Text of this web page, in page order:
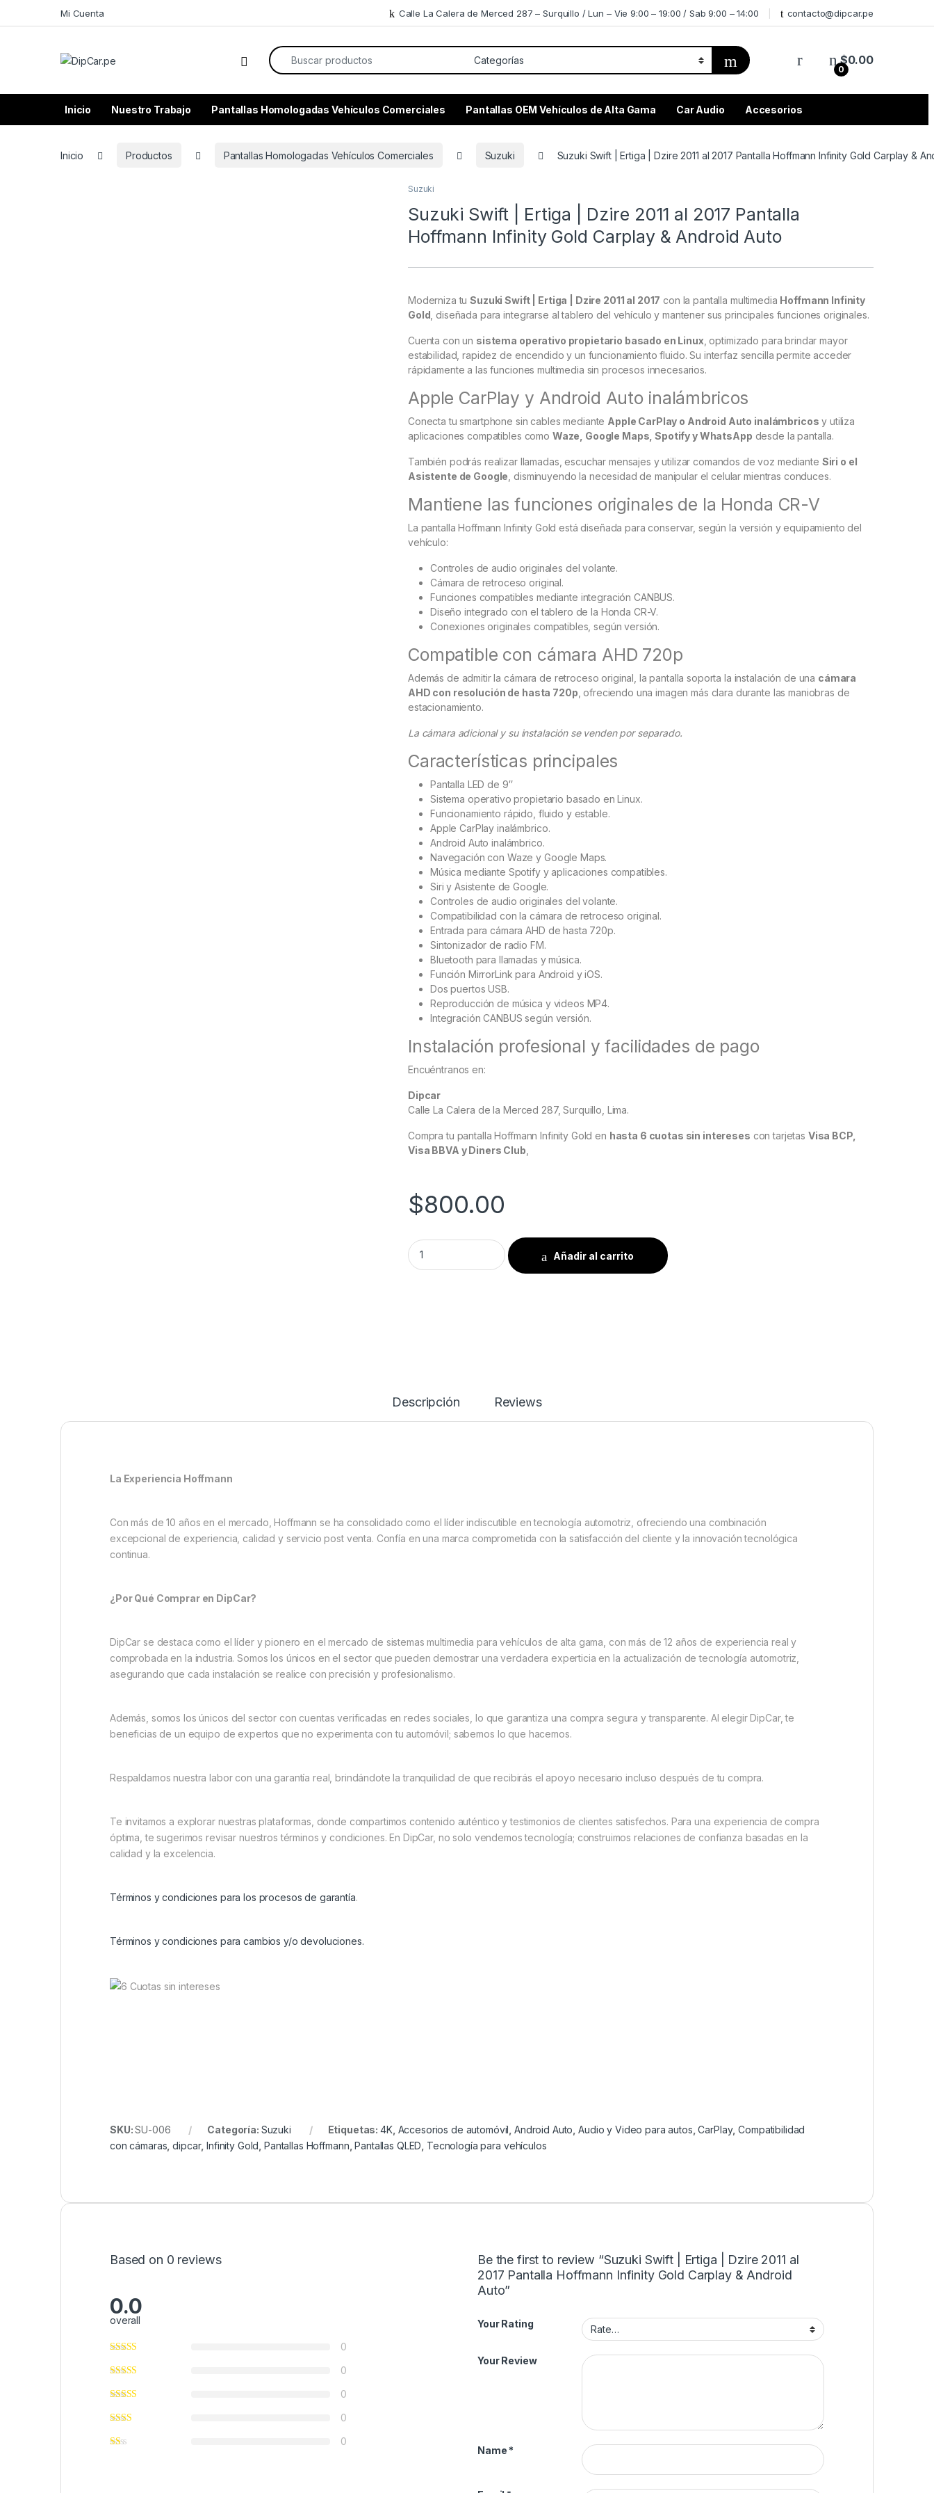
Mi Cuenta Calle La Calera de Merced 287 – Surquillo / Lun – Vie 9:00 – 19:00 / Sab 9:00 – 14:00 contacto@dipcar.pe
Search for:
0
$0.00
Inicio Nuestro Trabajo Pantallas Homologadas Vehículos Comerciales Pantallas OEM Vehículos de Alta Gama Car Audio Accesorios
Inicio Productos Pantallas Homologadas Vehículos Comerciales Suzuki Suzuki Swift | Ertiga | Dzire 2011 al 2017 Pantalla Hoffmann Infinity Gold Carplay &
Suzuki
Suzuki Swift | Ertiga | Dzire 2011 al 2017 Pantalla
Hoffmann Infinity Gold Carplay & Android Auto
Moderniza tuSuzuki Swift | Ertiga | Dzire 2011 al 2017 con la pantalla multimedia Hoffmann Infinity
Gold, diseñada para integrarse al tablero del vehículo y mantener sus principales funciones originales.
Cuenta con un sistema operativo propietario basado en Linux, optimizado para brindar mayor
estabilidad, rapidez de encendido y un funcionamiento fluido. Su interfaz sencilla permite acceder
rápidamente a las funciones multimedia sin procesos innecesarios.
Apple CarPlay y Android Auto inalámbricos
Conecta tu smartphone sin cables mediante Apple CarPlay o Android Auto inalámbricos y utiliza
aplicaciones compatibles como Waze, Google Maps, Spotify y WhatsApp desde la pantalla.
También podrás realizar llamadas, escuchar mensajes y utilizar comandos de voz mediante Siri o el
Asistente de Google, disminuyendo la necesidad de manipular el celular mientras conduces.
Mantiene las funciones originales de la Honda CR-V
La pantalla Hoffmann Infinity Gold está diseñada para conservar, según la versión y equipamiento del
vehículo:
Controles de audio originales del volante.
Cámara de retroceso original.
Funciones compatibles mediante integración CANBUS.
Diseño integrado con el tablero de la Honda CR-V.
Conexiones originales compatibles, según versión.
Compatible con cámara AHD 720p
Además de admitir la cámara de retroceso original, la pantalla soporta la instalación de una cámara
AHD con resolución de hasta 720p, ofreciendo una imagen más clara durante las maniobras de
estacionamiento.
La cámara adicional y su instalación se venden por separado.
Características principales
Pantalla LED de 9″
Sistema operativo propietario basado en Linux.
Funcionamiento rápido, fluido y estable.
Apple CarPlay inalámbrico.
Android Auto inalámbrico.
Navegación con Waze y Google Maps.
Música mediante Spotify y aplicaciones compatibles.
Siri y Asistente de Google.
Controles de audio originales del volante.
Compatibilidad con la cámara de retroceso original.
Entrada para cámara AHD de hasta 720p.
Sintonizador de radio FM.
Bluetooth para llamadas y música.
Función MirrorLink para Android y iOS.
Dos puertos USB.
Reproducción de música y videos MP4.
Integración CANBUS según versión.
Instalación profesional y facilidades de pago
Encuéntranos en:
Dipcar
Calle La Calera de la Merced 287, Surquillo, Lima.
Compra tu pantalla Hoffmann Infinity Gold en hasta 6 cuotas sin intereses con tarjetas Visa BCP,
Visa BBVA y Diners Club,
$800.00
Suzuki Swift | Ertiga | Dzire 2011 al 2017 Pantalla Hoffmann Infinity Gold Carplay & Android Auto quantity
Añadir al carrito
Descripción Reviews
La Experiencia Hoffmann
Con más de 10 años en el mercado, Hoffmann se ha consolidado como el líder indiscutible en tecnología automotriz, ofreciendo una combinación
excepcional de experiencia, calidad y servicio post venta. Confía en una marca comprometida con la satisfacción del cliente y la innovación tecnológica
continua.
¿Por Qué Comprar en DipCar?
DipCar se destaca como el líder y pionero en el mercado de sistemas multimedia para vehículos de alta gama, con más de 12 años de experiencia real y
comprobada en la industria. Somos los únicos en el sector que pueden demostrar una verdadera experticia en la actualización de tecnología automotriz,
asegurando que cada instalación se realice con precisión y profesionalismo.
Además, somos los únicos del sector con cuentas verificadas en redes sociales, lo que garantiza una compra segura y transparente. Al elegir DipCar, te
beneficias de un equipo de expertos que no experimenta con tu automóvil; sabemos lo que hacemos.
Respaldamos nuestra labor con una garantía real, brindándote la tranquilidad de que recibirás el apoyo necesario incluso después de tu compra.
Te invitamos a explorar nuestras plataformas, donde compartimos contenido auténtico y testimonios de clientes satisfechos. Para una experiencia de compra
óptima, te sugerimos revisar nuestros términos y condiciones. En DipCar, no solo vendemos tecnología; construimos relaciones de confianza basadas en la
calidad y la excelencia.
Términos y condiciones para los procesos de garantía.
Términos y condiciones para cambios y/o devoluciones.
SKU:SU-006 Categoría: Suzuki Etiquetas:4K, Accesorios de automóvil ,Android Auto ,Audio y Video para autos ,CarPlay,Compatibilidad
con cámaras ,dipcar,Infinity Gold ,Pantallas Hoffmann ,Pantallas QLED Tecnología para vehículos
Based on 0 reviews
0.0
overall
0
0
0
0
0
Be the first to review “Suzuki Swift | Ertiga | Dzire 2011 al
2017 Pantalla Hoffmann Infinity Gold Carplay & Android
Auto”
Your Rating
Your Review
Name *